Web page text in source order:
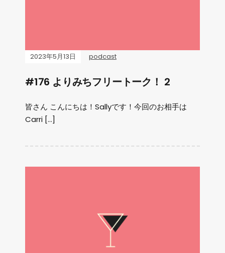
2023年5月13日 podcast
#176 よりみちフリートーク！ 2
皆さん こんにちは！Sallyです！今回のお相手は
Carri […]